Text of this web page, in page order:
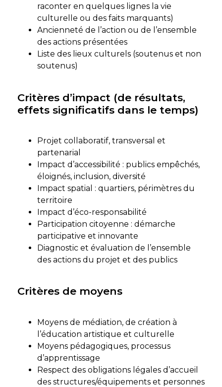
raconter en quelques lignes la vie
culturelle ou des faits marquants)
Ancienneté de l’action ou de l’ensemble
des actions présentées
Liste des lieux culturels (soutenus et non
soutenus)
Critères d’impact (de résultats,
effets significatifs dans le temps)
Projet collaboratif, transversal et
partenarial
Impact d’accessibilité : publics empêchés,
éloignés, inclusion, diversité
Impact spatial : quartiers, périmètres du
territoire
Impact d’éco-responsabilité
Participation citoyenne : démarche
participative et innovante
Diagnostic et évaluation de l’ensemble
des actions du projet et des publics
Critères de moyens
Moyens de médiation, de création à
l’éducation artistique et culturelle
Moyens pédagogiques, processus
d’apprentissage
Respect des obligations légales d’accueil
des structures/équipements et personnes